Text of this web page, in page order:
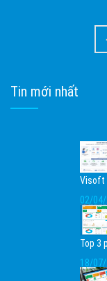
Tin mới nhất
Visoft
02/
Top 3
18/